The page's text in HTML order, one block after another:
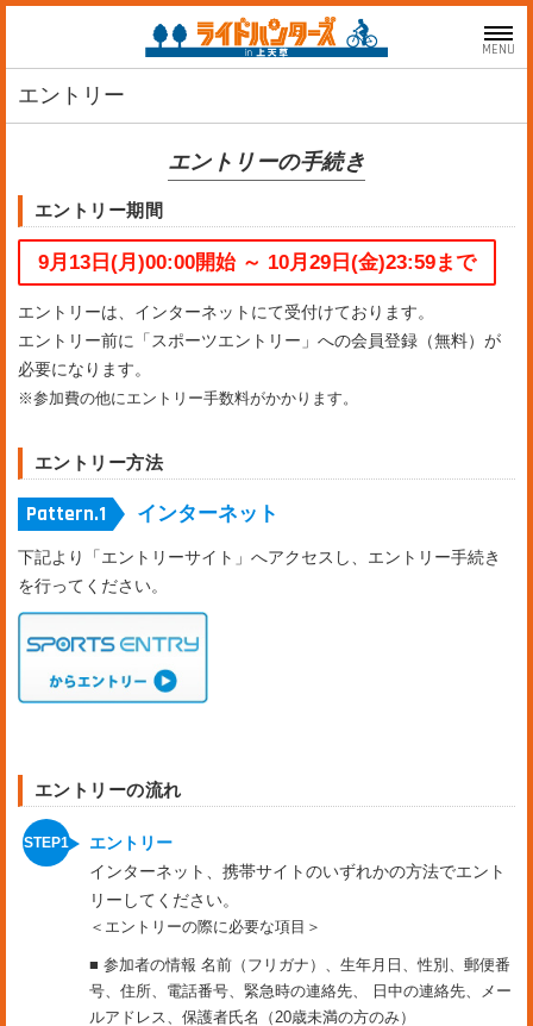
MENU
エントリー
エントリーの手続き
エントリー期間
9月13日(月)00:00開始 ～ 10月29日(金)23:59まで
エントリーは、インターネットにて受付けております。
エントリー前に「スポーツエントリー」への会員登録（無料）が
必要になります。
※参加費の他にエントリー手数料がかかります。
エントリー方法
インターネット
下記より「エントリーサイト」へアクセスし、エントリー手続き
を行ってください。
エントリーの流れ
エントリー
インターネット、携帯サイトのいずれかの方法でエント
リーしてください。
＜エントリーの際に必要な項目＞
■ 参加者の情報 名前（フリガナ）、生年月日、性別、郵便番
号、住所、電話番号、緊急時の連絡先、 日中の連絡先、メー
ルアドレス、保護者氏名（20歳未満の方のみ）